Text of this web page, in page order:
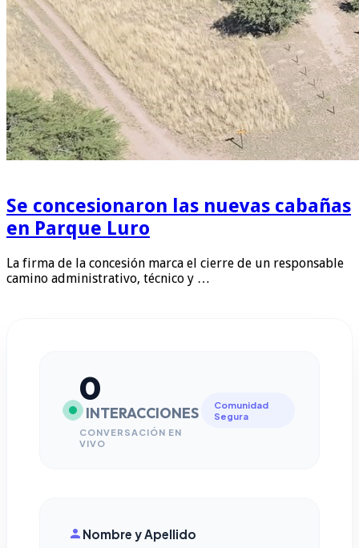
Se concesionaron las nuevas cabañas
en Parque Luro
La firma de la concesión marca el cierre de un responsable
camino administrativo, técnico y …
0
INTERACCIONES
CONVERSACIÓN EN
VIVO
Comunidad
Segura
Nombre y Apellido